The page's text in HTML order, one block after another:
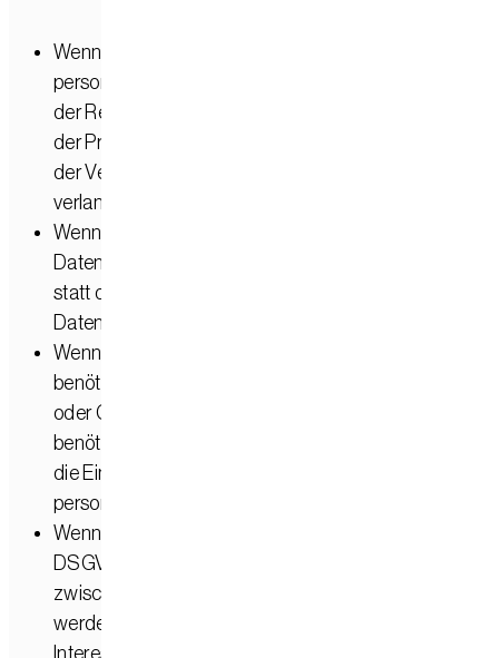
Wenn Sie die Richtigkeit Ihrer bei uns gespeicherten
personenbezogenen Daten bestreiten, benötigen wir
der Regel Zeit, um dies zu überprüfen. Für die Dauer
der Prüfung haben Sie das Recht, die Einschränkung
der Verarbeitung Ihrer personenbezogenen Daten zu
verlangen.
Wenn die Verarbeitung Ihrer personenbezogenen
Daten unrechtmäßig geschah/geschieht, können Sie
statt der Löschung die Einschränkung der
Datenverarbeitung verlangen.
Wenn wir Ihre personenbezogenen Daten nicht mehr
benötigen, Sie sie jedoch zur Ausübung, Verteidigung
oder Geltendmachung von Rechtsansprüchen
benötigen, haben Sie das Recht, statt der Löschung
die Einschränkung der Verarbeitung Ihrer
personenbezogenen Daten zu verlangen.
Wenn Sie einen Widerspruch nach Art. 21 Abs. 1
DSGVO eingelegt haben, muss eine Abwägung
zwischen Ihren und unseren Interessen
werden. Solange noch nicht feststeht, wessen
Interessen überwiegen, haben Sie das Recht, die